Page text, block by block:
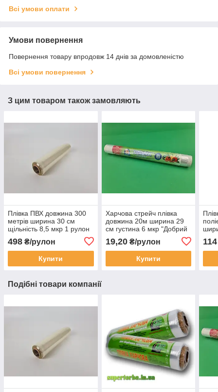
Всі умови оплати
Умови повернення
Повернення товару впродовж 14 днів за домовленістю
Всі умови повернення
З цим товаром також замовляють
Плівка ПВХ довжина 300
метрів ширина 30 см
щільність 8,5 мкр 1 рулон
498 ₴/рулон
Купити
Харчова стрейч плівка
довжина 20м ширина 29
см густина 6 мкр "Добрий
19,20₴/рулон
Купити
114
Подібні товари компанії